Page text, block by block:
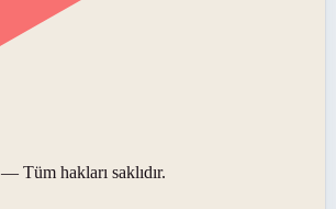
— Tüm hakları saklıdır.